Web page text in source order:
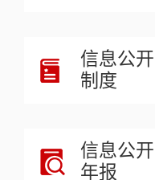
信息公开
制度
信息公开
年报